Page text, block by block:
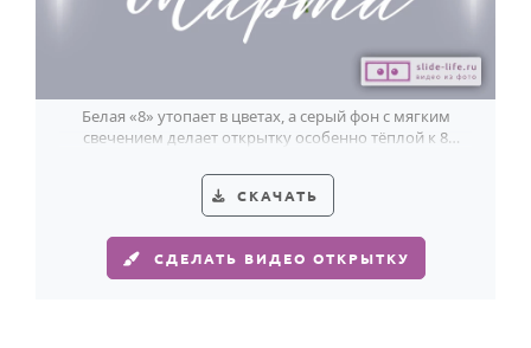
Белая «8» утопает в цветах, а серый фон с мягким
свечением делает открытку особенно тёплой к 8
СКАЧАТЬ
СДЕЛАТЬ ВИДЕО ОТКРЫТКУ